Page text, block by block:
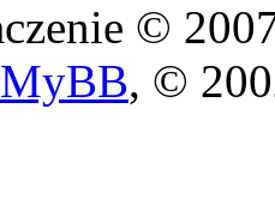
©
MyBB, ©